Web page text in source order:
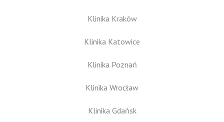
Klinika Kraków
Klinika Katowice
Klinika Poznań
Klinika Wrocław
Klinika Gdańsk